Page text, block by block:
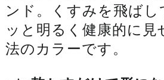
ンド。くすみを飛ばし
ッと明るく健康的に見
法のカラーです。